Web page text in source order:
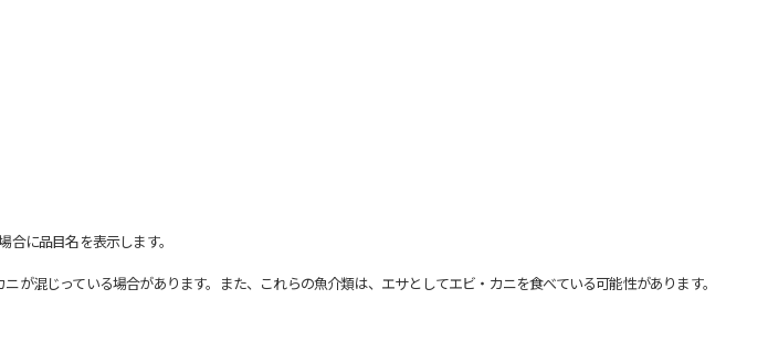
に品目名を表示します。
混じっている場合があります。また、これらの魚介類は、エサとしてエビ・カニを食べている可能性があります。